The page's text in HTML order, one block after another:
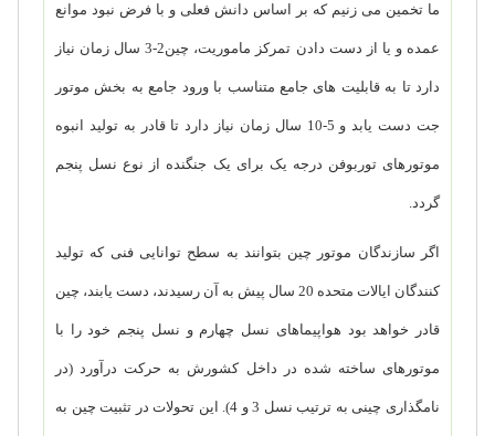
ما تخمین می زنیم که بر اساس دانش فعلی و با فرض نبود موانع
عمده و یا از دست دادن تمرکز ماموریت، چین2-3 سال زمان نیاز
دارد تا به قابلیت های جامع متناسب با ورود جامع به بخش موتور
جت دست یابد و 5-10 سال زمان نیاز دارد تا قادر به تولید انبوه
موتورهای توربوفن درجه یک برای یک جنگنده از نوع نسل پنجم
گردد.
اگر سازندگان موتور چین بتوانند به سطح توانایی فنی که تولید
کنندگان ایالات متحده 20 سال پیش به آن رسیدند، دست یابند، چین
قادر خواهد بود هواپیماهای نسل چهارم و نسل پنجم خود را با
موتورهای ساخته شده در داخل کشورش به حرکت درآورد (در
نامگذاری چینی به ترتیب نسل 3 و 4). این تحولات در تثبیت چین به